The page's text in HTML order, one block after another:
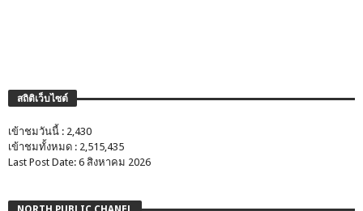
สถิติเว็บไซต์
เข้าชมวันนี้ : 2,430
เข้าชมทั้งหมด : 2,515,435
Last Post Date: 6 สิงหาคม 2026